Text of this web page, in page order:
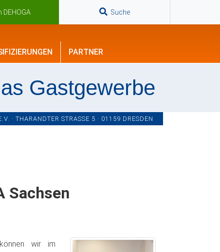
DEHOGA Suche
PARTNER
Gastgewerbe
· THARANDTER STRASSE 5 · 01159 DRESDEN
Sachsen
wir im